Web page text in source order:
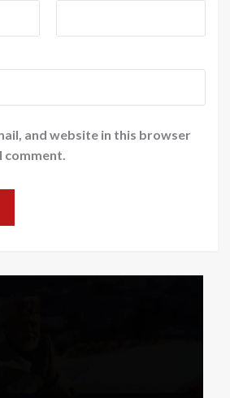
and website in this browser
comment.